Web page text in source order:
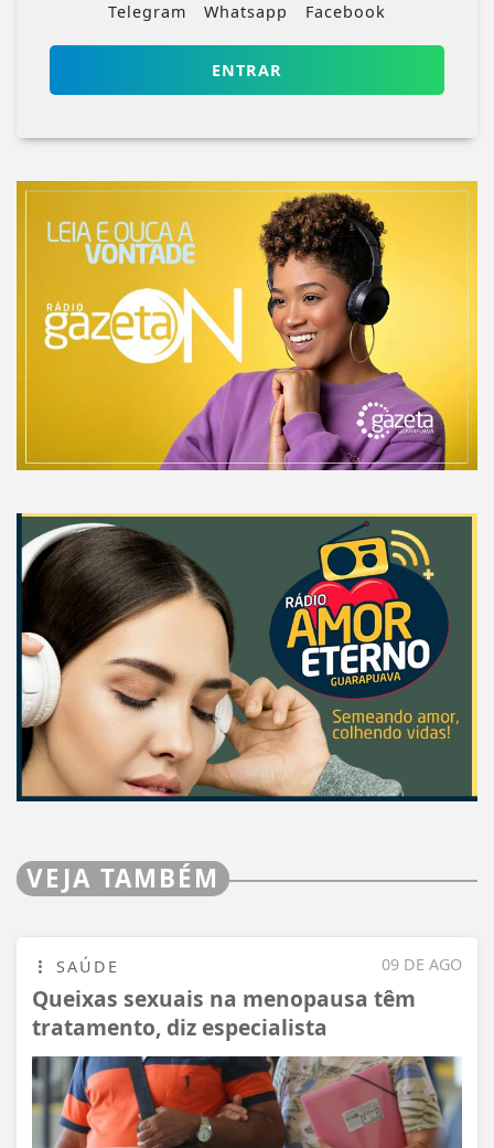
Telegram Whatsapp Facebook
ENTRAR
VEJA TAMBÉM
09 DE AGO
SAÚDE
Queixas sexuais na menopausa têm
tratamento, diz especialista